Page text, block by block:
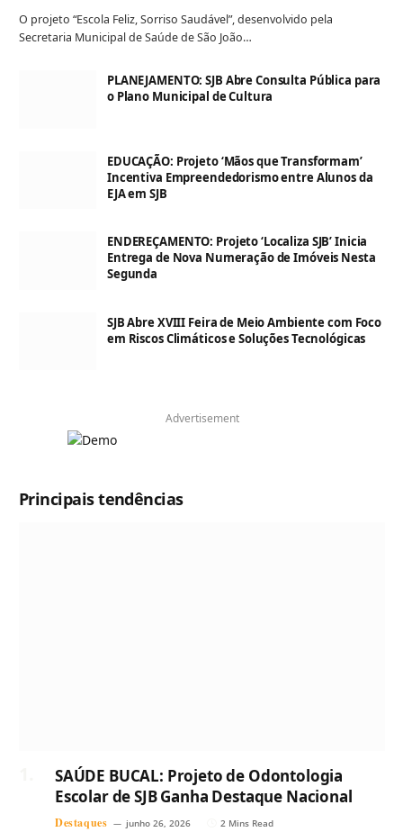
O projeto “Escola Feliz, Sorriso Saudável”, desenvolvido pela
Secretaria Municipal de Saúde de São João…
PLANEJAMENTO: SJB Abre Consulta Pública para
o Plano Municipal de Cultura
EDUCAÇÃO: Projeto ‘Mãos que Transformam’
Incentiva Empreendedorismo entre Alunos da
EJA em SJB
ENDEREÇAMENTO: Projeto ‘Localiza SJB’ Inicia
Entrega de Nova Numeração de Imóveis Nesta
Segunda
SJB Abre XVIII Feira de Meio Ambiente com Foco
em Riscos Climáticos e Soluções Tecnológicas
Advertisement
Principais tendências
SAÚDE BUCAL: Projeto de Odontologia
Escolar de SJB Ganha Destaque Nacional
Destaques junho 26, 2026 2 Mins Read